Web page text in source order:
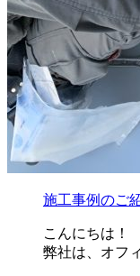
施工事例のご
こんにちは！
弊社は、オフ